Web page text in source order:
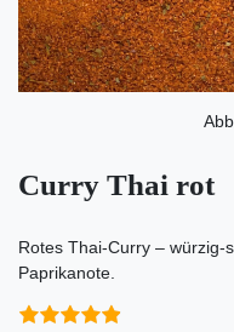
Curry Thai rot
Rotes Thai-Curry – würzig-
Paprikanote.